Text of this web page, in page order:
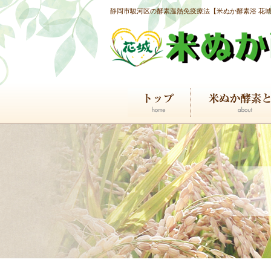
静岡市駿河区の酵素温熱免疫療法【米ぬか酵素浴 花